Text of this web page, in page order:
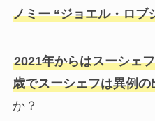
ノミー “ジョエル・ロブ
2021年からはスーシェ
歳でスーシェフは異例の
か？